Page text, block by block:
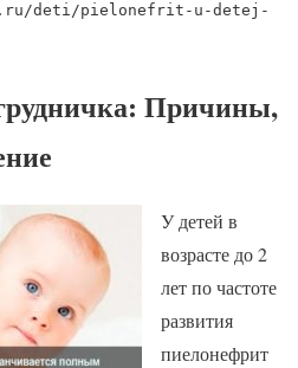
deti/pielonefrit-u-detej-
Причины,
У детей в
возрасте до 2
лет по частоте
развития
пиелонефрит